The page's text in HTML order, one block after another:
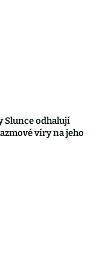
Slunce odhalují
víry na jeho